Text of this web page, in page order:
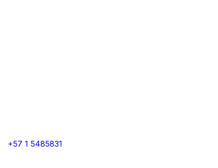
+57 1 5485831